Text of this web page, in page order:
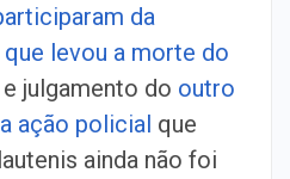
da
levou a morte do
julgamento do outro
ação policial que
ainda não foi